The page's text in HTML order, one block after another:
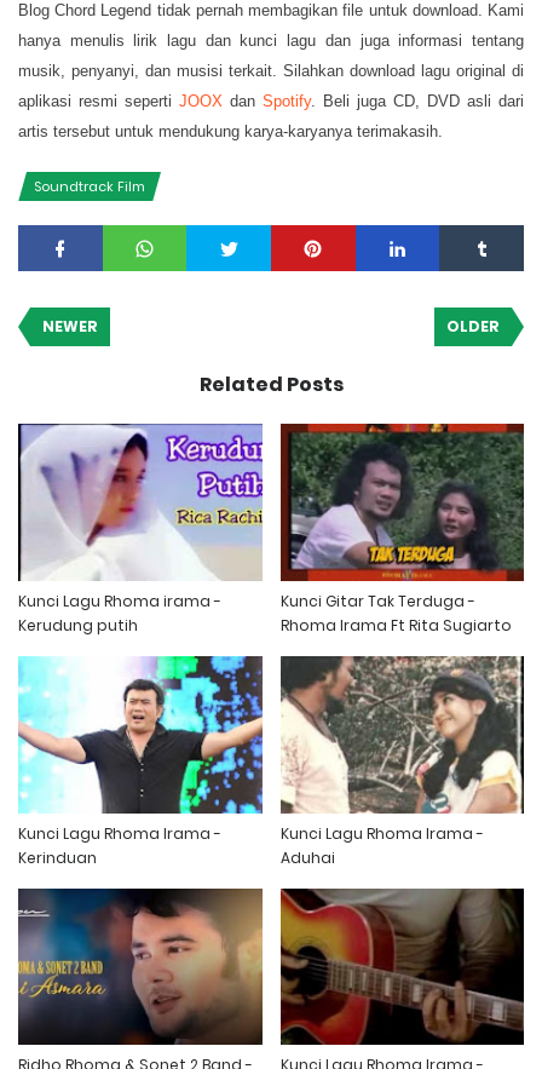
Blog Chord Legend tidak pernah membagikan file untuk download. Kami
hanya menulis lirik lagu dan kunci lagu dan juga informasi tentang
musik, penyanyi, dan musisi terkait. Silahkan download lagu original di
aplikasi resmi seperti JOOX dan Spotify. Beli juga CD, DVD asli dari
artis tersebut untuk mendukung karya-karyanya terimakasih.
Soundtrack Film
NEWER OLDER
Related Posts
Kunci Lagu Rhoma irama -
Kerudung putih
Kunci Gitar Tak Terduga -
Rhoma Irama Ft Rita Sugiarto
Kunci Lagu Rhoma Irama -
Kerinduan
Kunci Lagu Rhoma Irama -
Aduhai